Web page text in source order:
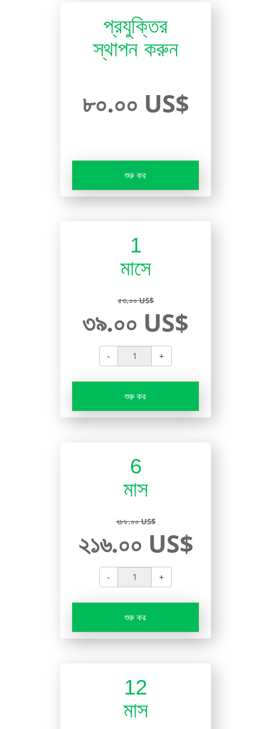
প্রযুক্তির
স্থাপন করুন
৮০.০০ US$
শুরু কর
1
মাসে
৫৩.০০ US$
৩৯.০০ US$
- +
শুরু কর
6
মাস
২৮৮.০০ US$
২১৬.০০ US$
- +
শুরু কর
12
মাস